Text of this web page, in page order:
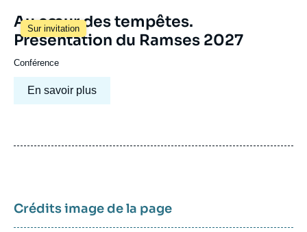
Sur invitation
Au cœur des tempêtes.
Présentation du Ramses 2027
Conférence
En savoir plus
Crédits image de la page